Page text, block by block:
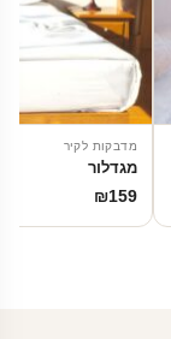
מדבקות לקיר
מגדלור
₪159